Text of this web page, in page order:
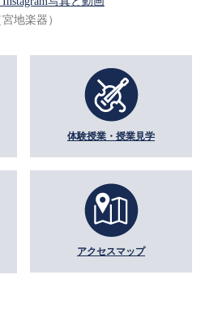
地楽器）
体験授業・授業見学
アクセスマップ